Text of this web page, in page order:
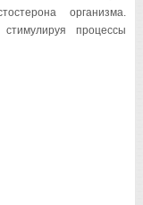
организма.
процессы